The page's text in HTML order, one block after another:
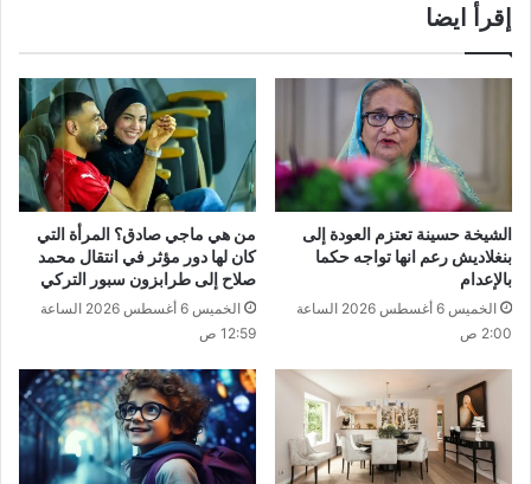
إقرأ ايضا
الشيخة حسينة تعتزم العودة إلى
بنغلاديش رعم انها تواجه حكما
بالإعدام
الخميس 6 أغسطس 2026 الساعة
2:00 ص
من هي ماجي صادق؟ المرأة التي
كان لها دور مؤثر في انتقال محمد
صلاح إلى طرابزون سبور التركي
الخميس 6 أغسطس 2026 الساعة
12:59 ص